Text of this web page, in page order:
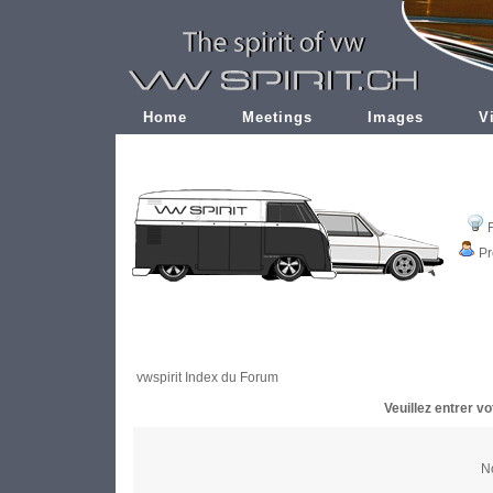
Home Meetings Images
vwspirit Index du Forum
Veuillez entrer